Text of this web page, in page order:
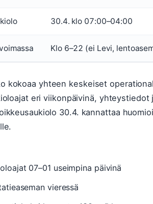
30.4. klo 07:00–04:00
Klo 6–22 (ei Levi,
kokoaa yhteen keskeiset
eri viikonpäivinä, yhteystiedot
30.4. kannattaa
07–01 useimpina päivinä
vieressä